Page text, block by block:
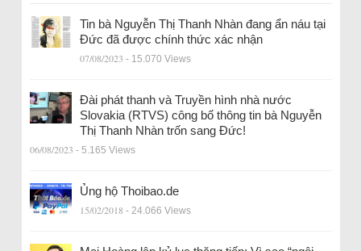
Tin bà Nguyễn Thị Thanh Nhàn đang ẩn náu tại
Đức đã được chính thức xác nhận
07/08/2023 - 15.070 Views
Đài phát thanh và Truyền hình nhà nước
Slovakia (RTVS) công bố thông tin bà Nguyễn
Thị Thanh Nhàn trốn sang Đức!
06/08/2023 - 5.165 Views
Ủng hộ Thoibao.de
15/02/2018 - 24.066 Views